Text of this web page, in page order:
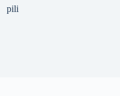
pili